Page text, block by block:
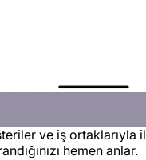
ve iş
hemen anlar.